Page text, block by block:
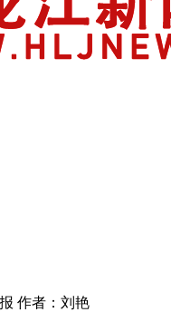
作者：刘艳